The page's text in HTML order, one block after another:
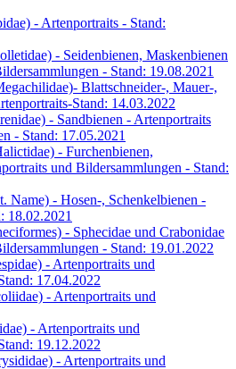
- Artenportraits - Stand:
- Seidenbienen, Maskenbienen
- Stand: 19.08.2021
Blattschneider-, Mauer-,
Stand: 14.03.2022
- Sandbienen - Artenportraits
- Stand: 17.05.2021
- Furchenbienen,
und Bildersammlungen - Stand:
Name) - Hosen-, Schenkelbienen -
18.02.2021
- Sphecidae und Crabonidae
- Stand: 19.01.2022
- Artenportraits und
17.04.2022
- Artenportraits und
- Artenportraits und
19.12.2022
- Artenportraits und